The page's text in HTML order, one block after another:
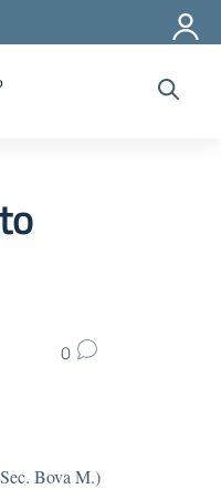
0
Bova M.)